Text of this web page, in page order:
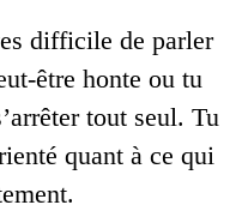
difficile de parler
être honte ou tu
tout seul. Tu
quant à ce qui